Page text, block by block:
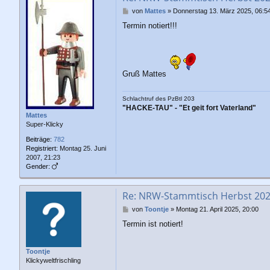
Mattes
Super-Klicky
Beiträge: 782
Registriert: Montag 25. Juni
2007, 21:23
Gender:
B
i
von Mattes» Donnerstag 13. März 2025,
Termin notiert!!!
Gruß Mattes
Schlachtruf des PzBtl 203
"HACKE-TAU" - "Et geit fort Vaterland"
Toontje
Klickyweltfrischling
Re: NRW-Stammtisch Herbst
B
i
von Toontje» Montag 21. April 2025, 20:00
Termin ist notiert!